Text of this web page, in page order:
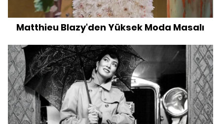
Matthieu Blazy'den Yüksek Moda Masalı